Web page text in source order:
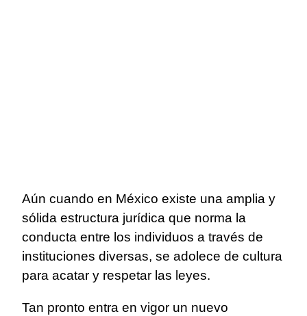
Aún cuando en México existe una amplia y
sólida estructura jurídica que norma la
conducta entre los individuos a través de
instituciones diversas, se adolece de cultura
para acatar y respetar las leyes.
Tan pronto entra en vigor un nuevo